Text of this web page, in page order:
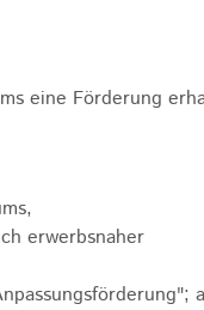
eine Förderung
erwerbsnaher